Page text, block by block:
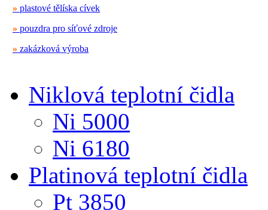
» plastové tělíska cívek
» pouzdra pro síťové zdroje
» zakázková výroba
Niklová teplotní čidla
Ni 5000
Ni 6180
Platinová teplotní čidla
Pt 3850